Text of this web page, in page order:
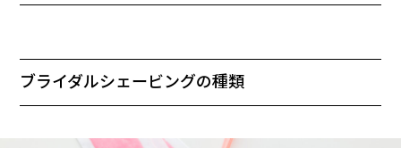
ブライダルシェービングの種類